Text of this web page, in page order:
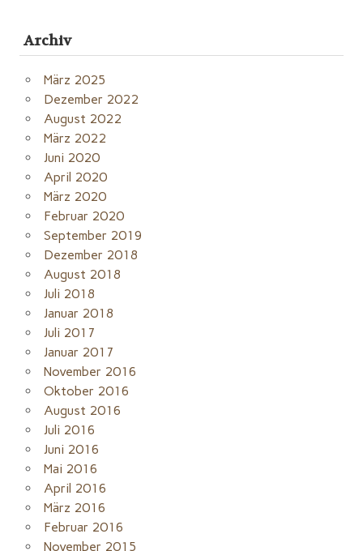
Archiv
März 2025
Dezember 2022
August 2022
März 2022
Juni 2020
April 2020
März 2020
Februar 2020
September 2019
Dezember 2018
August 2018
Juli 2018
Januar 2018
Juli 2017
Januar 2017
November 2016
Oktober 2016
August 2016
Juli 2016
Juni 2016
Mai 2016
April 2016
März 2016
Februar 2016
November 2015